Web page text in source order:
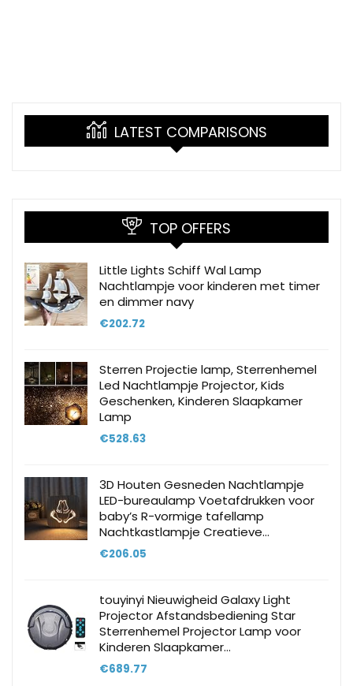
LATEST COMPARISONS
TOP OFFERS
Little Lights Schiff Wal Lamp
Nachtlampje voor kinderen met timer
en dimmer navy
€202.72
Sterren Projectie lamp, Sterrenhemel
Led Nachtlampje Projector, Kids
Geschenken, Kinderen Slaapkamer
Lamp
€528.63
3D Houten Gesneden Nachtlampje
LED-bureaulamp Voetafdrukken voor
baby’s R-vormige tafellamp
Nachtkastlampje Creatieve…
€206.05
touyinyi Nieuwigheid Galaxy Light
Projector Afstandsbediening Star
Sterrenhemel Projector Lamp voor
Kinderen Slaapkamer…
€689.77